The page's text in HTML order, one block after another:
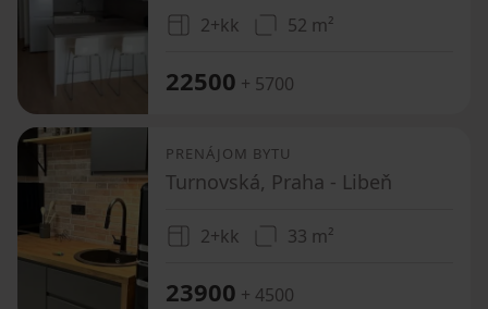
2+kk 52 m²
22500 + 5700
PRENÁJOM BYTU
Turnovská, Praha - Libeň
2+kk 33 m²
23900 + 4500